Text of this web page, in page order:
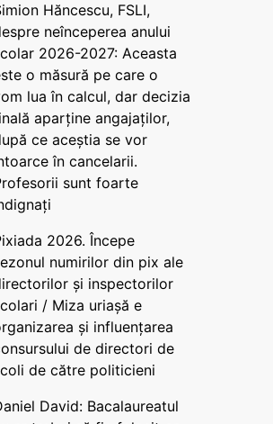
Hăncescu, FSLI,
neînceperea anului
2026-2027: Aceasta
o măsură pe care o
lua în calcul, dar decizia
aparține angajaților,
ce aceștia se vor
în cancelarii.
sunt foarte
2026. Începe
numirilor din pix ale
și inspectorilor
/ Miza uriașă e
și influențarea
de directori de
de către politicieni
David: Bacalaureatul